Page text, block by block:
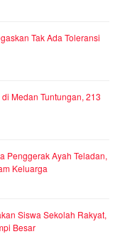
Tak Ada Toleransi
Medan Tuntungan, 213
Penggerak Ayah Teladan,
Keluarga
Siswa Sekolah Rakyat,
Besar